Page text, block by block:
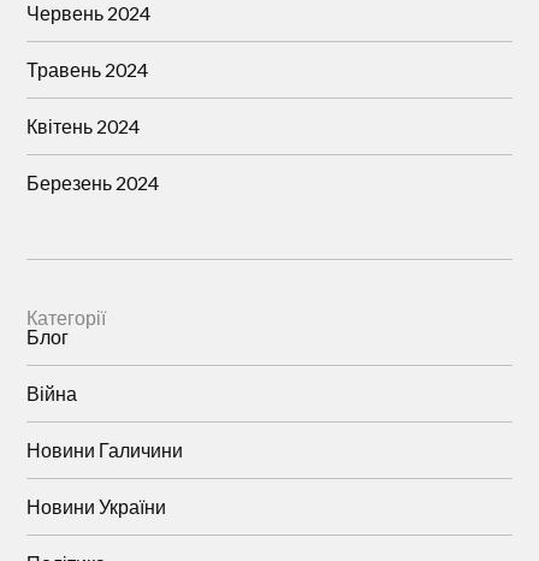
Червень 2024
Травень 2024
Квітень 2024
Березень 2024
Категорії
Блог
Війна
Новини Галичини
Новини України